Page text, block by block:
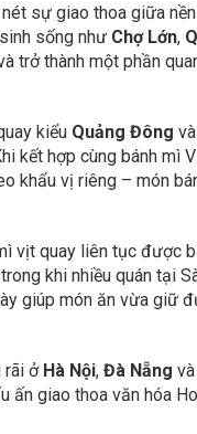
sự giao thoa giữa
sống như Chợ Lớn,
trở thành một phần
kiểu Quảng Đông và
kết hợp cùng bánh mì
khẩu vị riêng – món
vịt quay liên tục được
khi nhiều quán tại
giúp món ăn vừa giữ
rãi ở Hà Nội, Đà Nẵng
ấn giao thoa văn hóa